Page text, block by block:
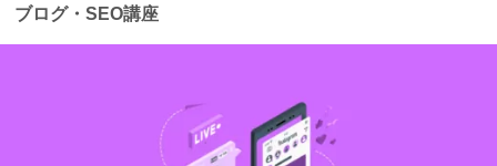
ブログ・SEO講座